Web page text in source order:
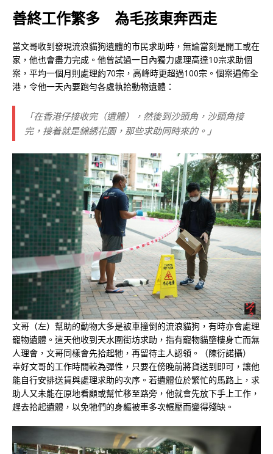
善終工作繁多 為毛孩東奔西走
當文哥收到發現流浪貓狗遺體的市民求助時，無論當刻是開工或在
家，他也會盡力完成。他曾試過一日內獨力處理高達10宗求助個
案，平均一個月則處理約70宗，高峰時更超過100宗。個案遍佈全
港，令他一天內要跑勻各處執拾動物遺體：
「在香港仔接收完（遺體），然後到沙頭角，沙頭角接
完，接着就是錦綉花園，那些求助同時來的。」
文哥（左）幫助的動物大多是被車撞倒的流浪貓狗，有時亦會處理
寵物遺體。這天他收到天水圍街坊求助，指有寵物貓墮樓身亡而無
人理會，文哥同樣會先拾起牠，再留待主人認領。（陳衍諾攝）
幸好文哥的工作時間較為彈性，只要在傍晚前將貨送到即可，讓他
能自行安排送貨與處理求助的次序。若遺體位於繁忙的馬路上，求
助人又未能在原地看顧或幫忙移至路旁，他就會先放下手上工作，
趕去拾起遺體，以免牠們的身軀被車多次輾壓而變得殘缺。